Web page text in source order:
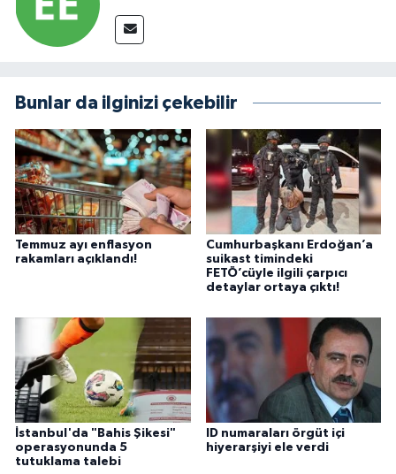
Bunlar da ilginizi çekebilir
Temmuz ayı enflasyon
rakamları açıklandı!
Cumhurbaşkanı Erdoğan’a
suikast timindeki
FETÖ’cüyle ilgili çarpıcı
detaylar ortaya çıktı!
İstanbul'da "Bahis Şikesi"
operasyonunda 5
tutuklama talebi
ID numaraları örgüt içi
hiyerarşiyi ele verdi